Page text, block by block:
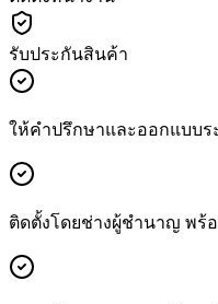
รับประกันสินค้า
ให้คำปรึกษาและออกแบบร
ติดตั้งโดยช่างผู้ชำนาญ พร้